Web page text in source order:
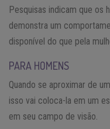
Pesquisas indicam que os
demonstra um
disponível do que pela
PARA HOMENS
Quando se aproximar de
isso vai coloca-la em um
em seu campo de visão.